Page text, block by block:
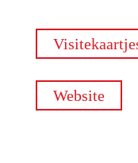
Website